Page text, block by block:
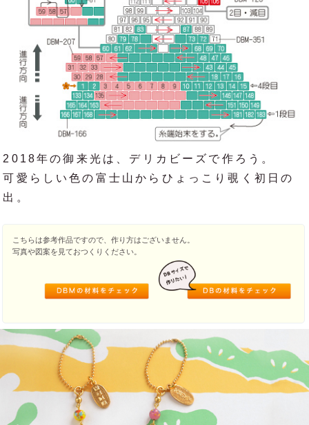
2018年の御来光は、デリカビーズで作ろう。
可愛らしい色の富士山からひょっこり覗く初日の
出。
こちらは参考作品ですので、作り方はございません。
写真や図案を見ておつくりください。